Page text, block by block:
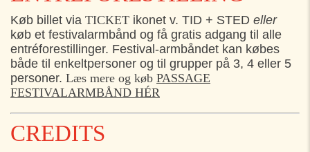
Køb billet via TICKET ikonet v. TID + STED eller
køb et festivalarmbånd og få gratis adgang til alle
entréforestillinger. Festival-armbåndet kan købes
både til enkeltpersoner og til grupper på 3, 4 eller 5
personer. Læs mere og køb PASSAGE
FESTIVALARMBÅND HÉR
CREDITS